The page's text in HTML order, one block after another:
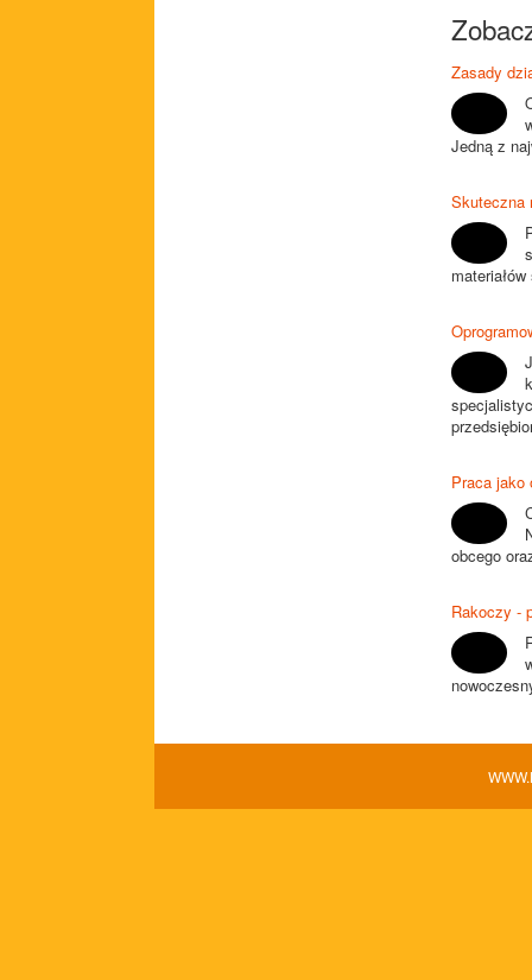
Zasady
Jedną z
Skuteczna
Praca jako
obcego
Rakoczy -